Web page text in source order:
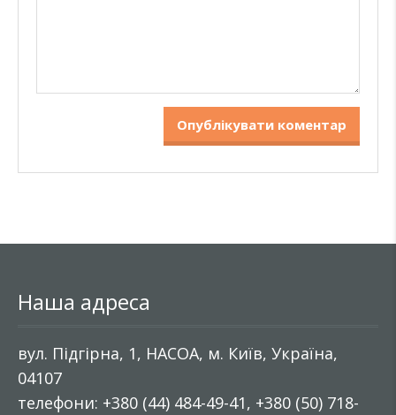
Наша адреса
вул. Підгірна, 1, НАСОА, м. Київ, Україна,
04107
телефони: +380 (44) 484-49-41, +380 (50) 718-